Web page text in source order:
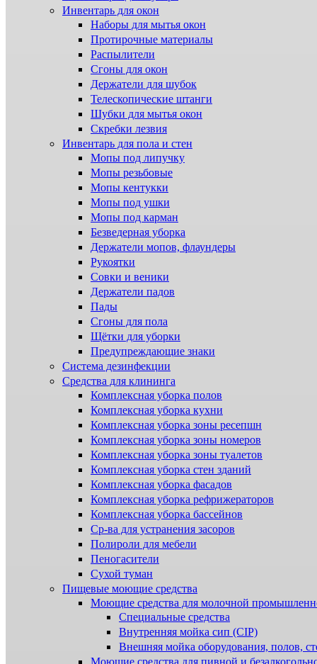
Инвентарь для окон
Наборы для мытья окон
Протирочные материалы
Распылители
Сгоны для окон
Держатели для шубок
Телескопические штанги
Шубки для мытья окон
Скребки лезвия
Инвентарь для пола и стен
Мопы под липучку
Мопы резьбовые
Мопы кентукки
Мопы под ушки
Мопы под карман
Безведерная уборка
Держатели мопов, флаундеры
Рукоятки
Совки и веники
Держатели падов
Пады
Сгоны для пола
Щётки для уборки
Предупреждающие знаки
Система дезинфекции
Cредства для клининга
Комплексная уборка полов
Комплексная уборка кухни
Комплексная уборка зоны ресепшн
Комплексная уборка зоны номеров
Комплексная уборка зоны туалетов
Комплексная уборка стен зданий
Комплексная уборка фасадов
Комплексная уборка рефрижераторов
Комплексная уборка бассейнов
Ср-ва для устранения засоров
Полироли для мебели
Пеногасители
Сухой туман
Пищевые моющие средства
Моющие средства для молочной
Специальные средства
Внутренняя мойка сип (CIP)
Внешняя мойка оборудования, полов,